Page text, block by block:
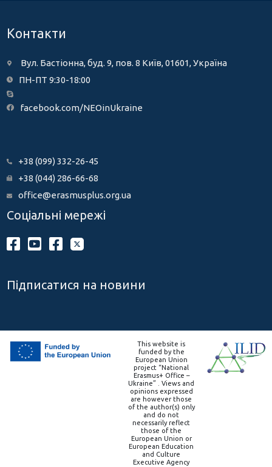
Контакти
Вул. Бастіонна, буд. 9, пов. 8 Київ, 01601, Україна
ПН-ПТ 9:30-18:00
facebook.com/NEOinUkraine
+38 (099) 332-26-45
+38 (044) 286-66-68
office@erasmusplus.org.ua
Соціальні мережі
Підписатися на новини
This website is
funded by the
European Union
project “National
Erasmus+ Office –
Ukraine” . Views and
opinions expressed
are however those
of the author(s) only
and do not
necessarily reflect
those of the
European Union or
European Education
and Culture
Executive Agency